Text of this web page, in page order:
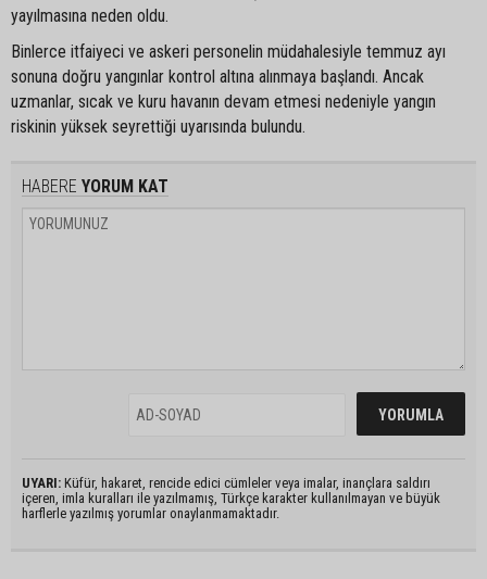
yayılmasına neden oldu.
Binlerce itfaiyeci ve askeri personelin müdahalesiyle temmuz ayı
sonuna doğru yangınlar kontrol altına alınmaya başlandı. Ancak
uzmanlar, sıcak ve kuru havanın devam etmesi nedeniyle yangın
riskinin yüksek seyrettiği uyarısında bulundu.
HABERE YORUM KAT
UYARI: Küfür, hakaret, rencide edici cümleler veya imalar, inançlara saldırı
içeren, imla kuralları ile yazılmamış, Türkçe karakter kullanılmayan ve büyük
harflerle yazılmış yorumlar onaylanmamaktadır.